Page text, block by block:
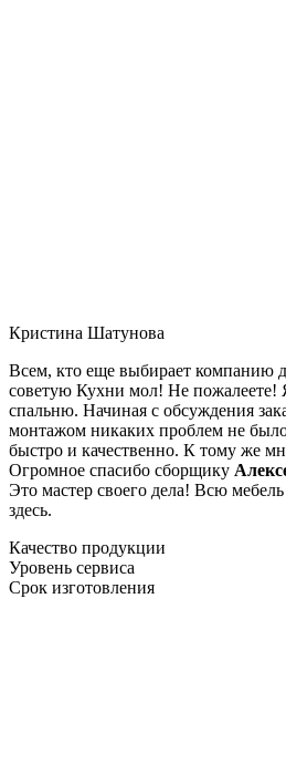
Кристина Шатунова
Всем, кто еще выбирает компанию
советую Кухни мол! Не пожалеете!
спальню. Начиная с обсуждения
монтажом никаких проблем не
быстро и качественно. К тому же
Огромное спасибо сборщику
Это мастер своего дела! Всю мебель
здесь.
Качество продукции
Уровень сервиса
Срок изготовления